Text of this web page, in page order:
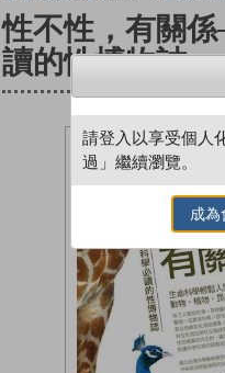
性不性，有關
讀的性博物誌
請登入以享受個人
過」繼續瀏覽。
成為